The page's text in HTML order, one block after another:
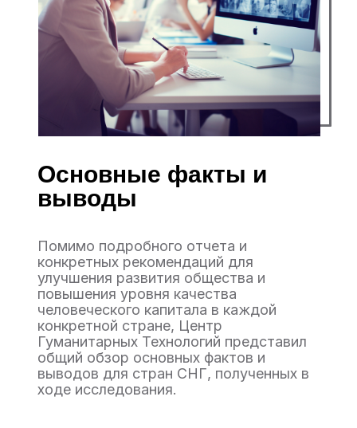
Помимо подробного отчета и
конкретных рекомендаций для
улучшения развития общества и
повышения уровня качества
человеческого капитала в каждой
конкретной стране, Центр
Гуманитарных Технологий представил
общий обзор основных фактов и
выводов для стран СНГ, полученных в
ходе исследования.
Основные факты и
выводы